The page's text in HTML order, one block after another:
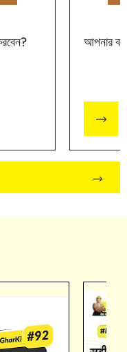
আপনার